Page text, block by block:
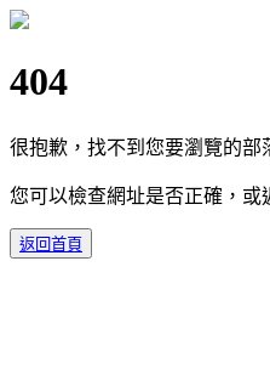
404
很抱歉，找不到您要瀏覽的部
您可以檢查網址是否正確，或
返回首頁